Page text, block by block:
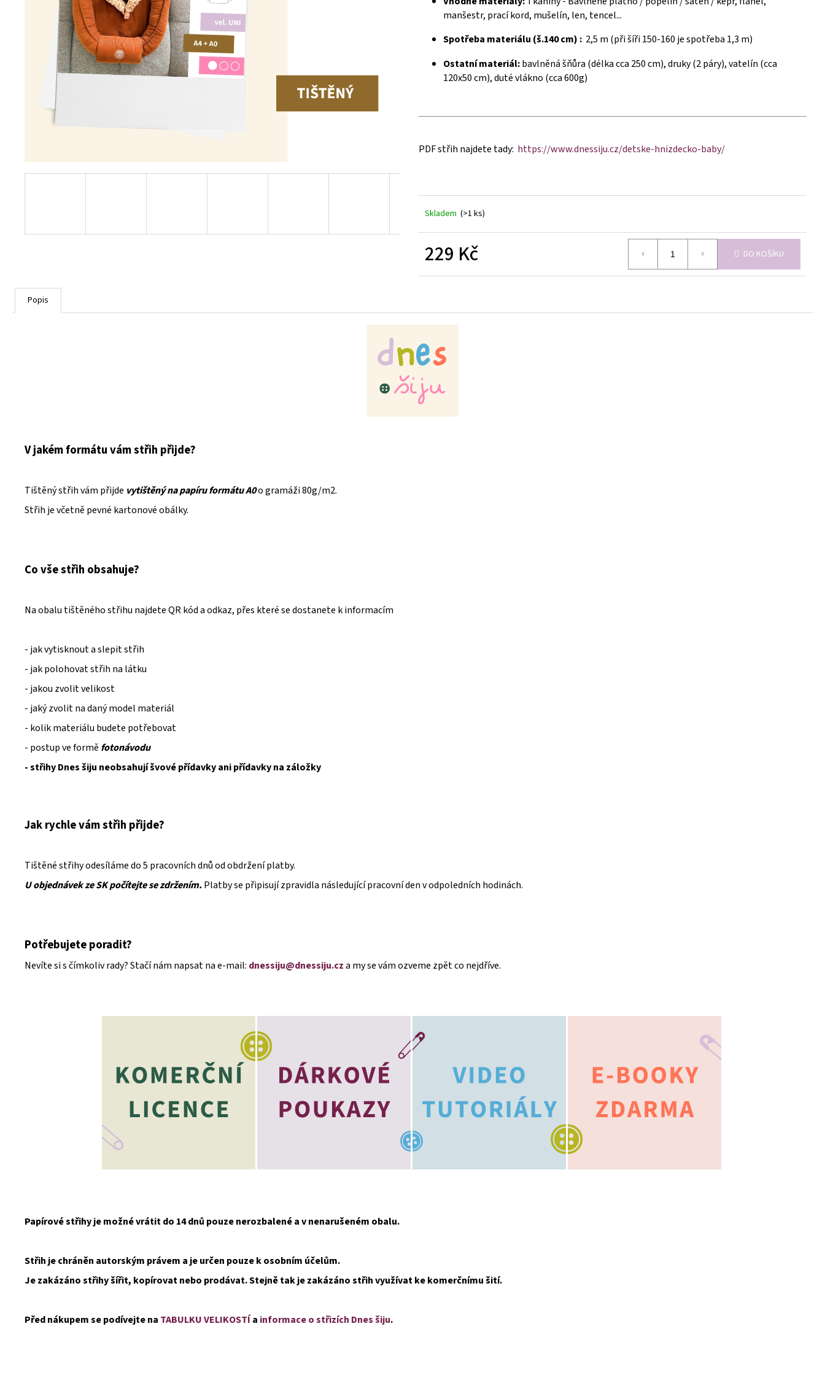
manšestr, prací kord, mušelín, len, tencel...
Spotřeba materiálu (š.140 cm) : 2,5 m (při šíři 150-160 je spotřeba 1,3 m)
Ostatní materiál:bavlněná šňůra (délka cca 250 cm), druky (2 páry), vatelín (cca
120x50 cm), duté vlákno (cca 600g)
PDF střih najdete tady: https://www.dnessiju.cz/detske-hnizdecko-baby/
Skladem (>1 ks)
229 Kč DO KOŠÍKU
Popis
V jakém formátu vám střih přijde?
Tištěný střih vám přijde vytištěný na papíru formátu A0o gramáži 80g/m2.
Střih je včetně pevné kartonové obálky.
Co vše střih obsahuje?
Na obalu tištěného střihu najdete QR kód a odkaz, přes které se dostanete k informacím
- jak vytisknout a slepit střih
- jak polohovat střih na látku
- jakou zvolit velikost
- jaký zvolit na daný model materiál
- kolik materiálu budete potřebovat
- postup ve formě fotonávodu
- střihy Dnes šiju neobsahují švové přídavky ani přídavky na záložky
Jak rychle vám střih přijde?
Tištěné střihy odesíláme do 5 pracovních dnů od obdržení platby.
U objednávek ze SK počítejte se zdržením.Platby se připisují zpravidla následující pracovní den v odpoledních hodinách.
Potřebujete poradit?
Nevíte si s čímkoliv rady? Stačí nám napsat na e-mail: dnessiju@dnessiju.cza my se vám ozveme zpět co nejdříve.
Papírové střihy je možné vrátit do 14 dnů pouze nerozbalené a v nenarušeném obalu.
Střih je chráněn autorským právem a je určen pouze k osobním účelům.
Je zakázáno střihy šířit, kopírovat nebo prodávat. Stejně tak je zakázáno střih využívat ke komerčnímu šití.
Před nákupem se podívejte na TABULKU VELIKOSTÍa informace o střizích Dnes šiju.